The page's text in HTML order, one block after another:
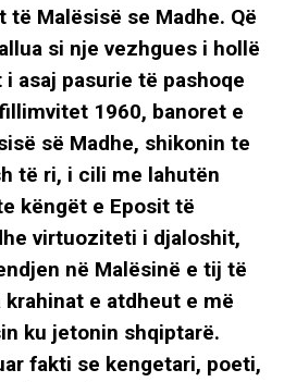
Malësisë se Madhe. Që
si nje vezhgues i hollë
asaj pasurie të pashoqe
1960, banoret e
së Madhe, shikonin te
të ri, i cili me lahutën
këngët e Eposit të
virtuoziteti i djaloshit,
në Malësinë e tij të
e atdheut e më
ku jetonin shqiptarë.
fakti se kengetari, poeti,